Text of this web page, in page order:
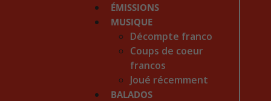
ÉMISSIONS
MUSIQUE
Décompte franco
Coups de coeur
francos
Joué récemment
BALADOS